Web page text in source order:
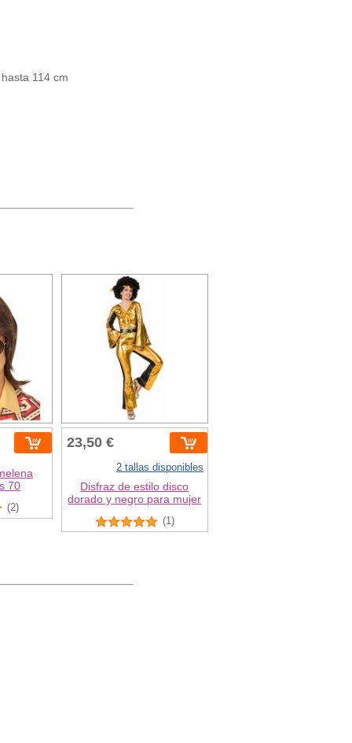
114 cm
70
(2)
23,50 €
2 tallas disponibles
Disfraz de estilo disco
dorado y negro para mujer
(1)